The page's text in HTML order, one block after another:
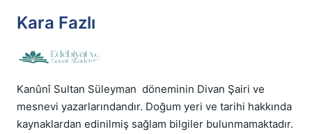
Kara Fazlı
Kanûnî Sultan Süleyman  döneminin Divan Şairi ve
mesnevi yazarlarındandır. Doğum yeri ve tarihi hakkında
kaynaklardan edinilmiş sağlam bilgiler bulunmamaktadır.